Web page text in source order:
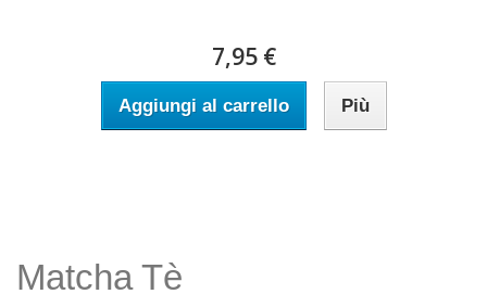
7,95 €
Aggiungi al carrello Più
Matcha Tè